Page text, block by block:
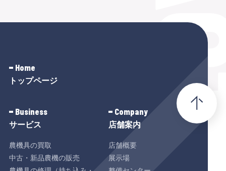
トップページ
Home
サービス
Business
農機具の買取
中古・新品農機の販売
店舗案内
Company
店舗概要
展示場